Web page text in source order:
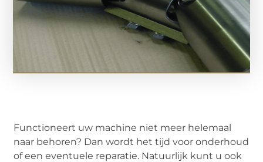
Functioneert uw machine niet meer helemaal
naar behoren? Dan wordt het tijd voor onderhoud
of een eventuele reparatie. Natuurlijk kunt u ook